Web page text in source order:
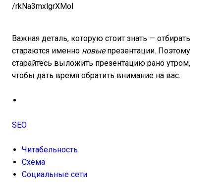
/rkNa3mxlgrXMoI
Важная деталь, которую стоит знать — отбирать
стараются именно новыепрезентации. Поэтому
старайтесь выложить презентацию рано утром,
чтобы дать время обратить внимание на вас.
SEO
Читабельность
Схема
Социальные сети